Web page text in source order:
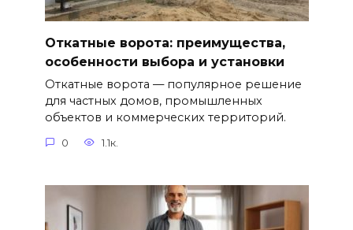
Откатные ворота: преимущества,
особенности выбора и установки
Откатные ворота — популярное решение
для частных домов, промышленных
объектов и коммерческих территорий.
0 1.1к.